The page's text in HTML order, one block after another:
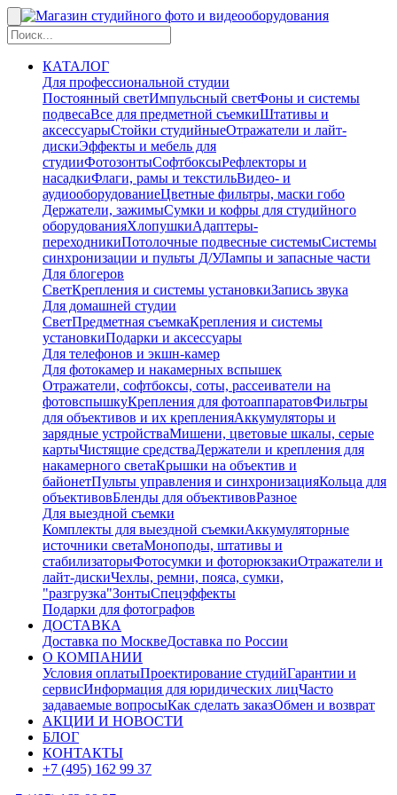
КАТАЛОГ
Для профессиональной студии
Постоянный светИмпульсный светФоны и системы
подвесаВсе для предметной съемкиШтативы и
аксессуарыСтойки студийныеОтражатели и лайт-
дискиЭффекты и мебель для
студииФотозонтыСофтбоксыРефлекторы и
насадкиФлаги, рамы и текстильВидео- и
аудиооборудованиеЦветные фильтры, маски гобо
Держатели, зажимыСумки и кофры для студийного
оборудованияХлопушкиАдаптеры-
переходникиПотолочные подвесные системыСистемы
синхронизации и пульты Д/УЛампы и запасные части
Для блогеров
СветКрепления и системы установкиЗапись звука
Для домашней студии
СветПредметная съемкаКрепления и системы
установкиПодарки и аксессуары
Для телефонов и экшн-камер
Для фотокамер и накамерных вспышек
Отражатели, софтбоксы, соты, рассеиватели на
фотовспышкуКрепления для фотоаппаратовФильтры
для объективов и их крепленияАккумуляторы и
зарядные устройстваМишени, цветовые шкалы, серые
картыЧистящие средстваДержатели и крепления для
накамерного светаКрышки на объектив и
байонетПульты управления и синхронизацияКольца для
объективовБленды для объективовРазное
Для выездной съемки
Комплекты для выездной съемкиАккумуляторные
источники светаМоноподы, штативы и
стабилизаторыФотосумки и фоторюкзакиОтражатели и
лайт-дискиЧехлы, ремни, пояса, сумки,
"разгрузка"ЗонтыСпецэффекты
Подарки для фотографов
ДОСТАВКА
Доставка по МосквеДоставка по России
О КОМПАНИИ
Условия оплатыПроектирование студийГарантии и
сервисИнформация для юридических лицЧасто
задаваемые вопросыКак сделать заказОбмен и возврат
АКЦИИ И НОВОСТИ
БЛОГ
КОНТАКТЫ
+7 (495) 162 99 37